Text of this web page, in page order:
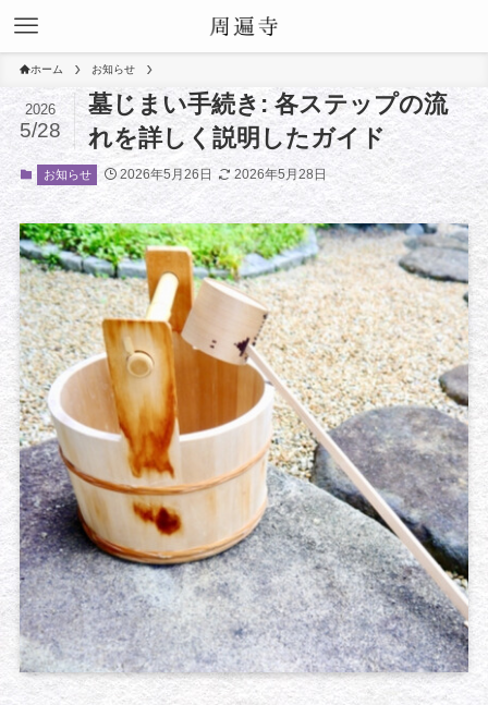
ホーム お知らせ
墓じまい手続き: 各ステップの流
れを詳しく説明したガイド
2026
5/28
お知らせ 2026年5月26日 2026年5月28日